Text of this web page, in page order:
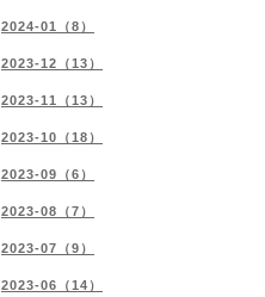
2024-01（8）
2023-12（13）
2023-11（13）
2023-10（18）
2023-09（6）
2023-08（7）
2023-07（9）
2023-06（14）